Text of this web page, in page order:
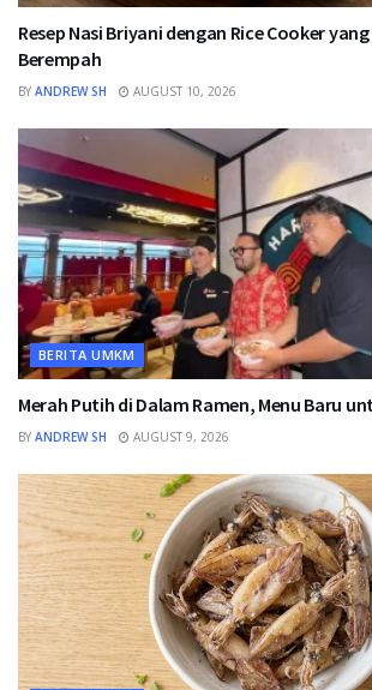
Resep Nasi Briyani dengan Rice Cooker
Berempah
BY ANDREW SH AUGUST 10, 2026
BERITA UMKM
Merah Putih di Dalam Ramen, Menu Baru
BY ANDREW SH AUGUST 9, 2026